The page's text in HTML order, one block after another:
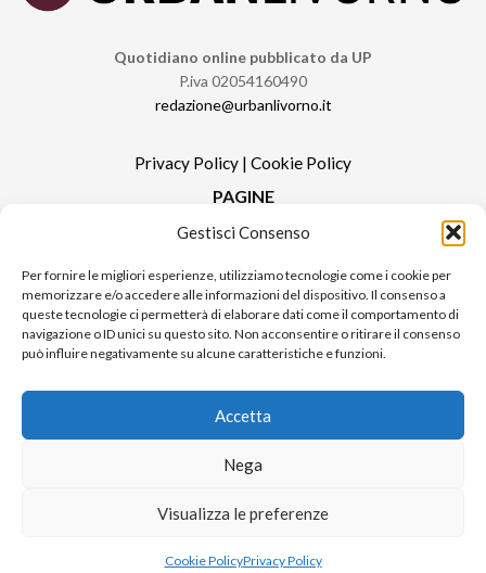
Gestisci Consenso
Per fornire le migliori esperienze, utilizziamo tecnologie come i cookie per
memorizzare e/o accedere alle informazioni del dispositivo. Il consenso a
queste tecnologie ci permetterà di elaborare dati come il comportamento di
navigazione o ID unici su questo sito. Non acconsentire o ritirare il consenso
può influire negativamente su alcune caratteristiche e funzioni.
Accetta
Nega
Visualizza le preferenze
Cookie PolicyPrivacy Policy
Quotidiano online pubblicato da UP
P.iva 02054160490
redazione@urbanlivorno.it
Privacy Policy | Cookie Policy
PAGINE
Redazione
Contatti
Pubblicità
Sitemap
RUBRICHE
Urban Video
© 2024 UP di Poggianti Simona | Urban Livorno è una testata giornalistica